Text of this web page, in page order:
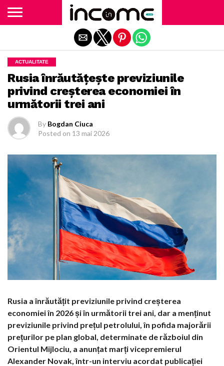
ACTUALITATE
Rusia înrăutățește previziunile
privind creșterea economiei în
următorii trei ani
By Bogdan Ciuca
Posted on 13 mai 2026
Rusia a înrăutățit previziunile privind creșterea
economiei în 2026 și în următorii trei ani, dar a menținut
previziunile privind prețul petrolului, în pofida majorării
prețurilor pe plan global, determinate de războiul din
Orientul Mijlociu, a anunțat marți vicepremierul
Alexander Novak, într-un interviu acordat publicației
Exit mobile version